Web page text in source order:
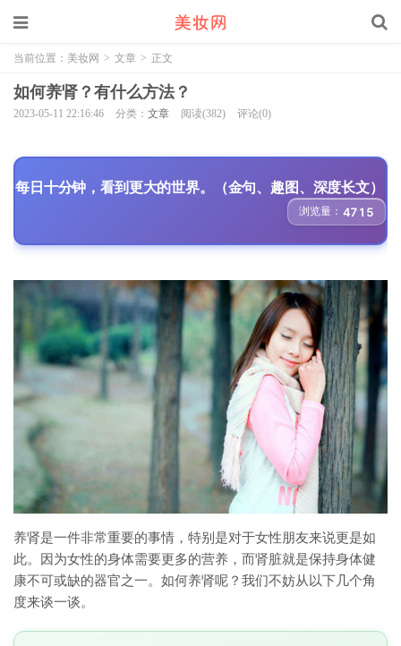
当前位置： 美妆网 > 文章 > 正文
如何养肾？有什么方法？
2023-05-11 22:16:46 分类： 文章 阅读(382) 评论(0)
每日十分钟，看到更大的世界。（金句、趣图、深度长文）
浏览量： 4715
养肾是一件非常重要的事情，特别是对于女性朋友来说更是如
此。因为女性的身体需要更多的营养，而肾脏就是保持身体健
康不可或缺的器官之一。如何养肾呢？我们不妨从以下几个角
度来谈一谈。